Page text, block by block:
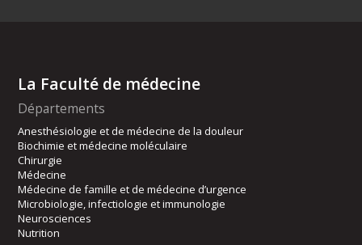
La Faculté de médecine
Départements
Anesthésiologie et de médecine de la douleur
Biochimie et médecine moléculaire
Chirurgie
Médecine
Médecine de famille et de médecine d’urgence
Microbiologie, infectiologie et immunologie
Neurosciences
Nutrition